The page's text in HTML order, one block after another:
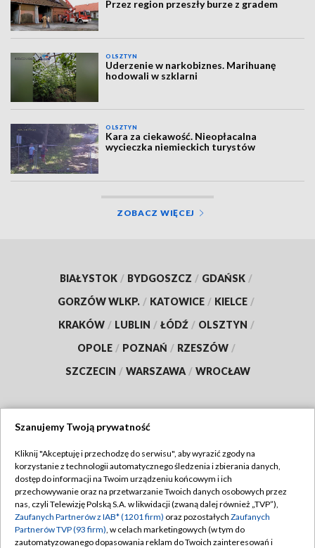
Przez region przeszły burze z gradem
OLSZTYN
Uderzenie w narkobiznes. Marihuanę
hodowali w szklarni
OLSZTYN
Kara za ciekawość. Nieopłacalna
wycieczka niemieckich turystów
ZOBACZ WIĘCEJ
BIAŁYSTOK / BYDGOSZCZ / GDAŃSK /
GORZÓW WLKP. / KATOWICE / KIELCE /
KRAKÓW / LUBLIN / ŁÓDŹ / OLSZTYN /
OPOLE / POZNAŃ / RZESZÓW /
SZCZECIN / WARSZAWA / WROCŁAW
TVP
Abonament TVP
Emisja w TVP
Centrum informacji TVP
Regulamin TVP
Polityka prywatności
Moje zgody
Szanujemy Twoją prywatność
Kliknij "Akceptuję i przechodzę do serwisu", aby wyrazić zgody na
korzystanie z technologii automatycznego śledzenia i zbierania danych,
dostęp do informacji na Twoim urządzeniu końcowym i ich
przechowywanie oraz na przetwarzanie Twoich danych osobowych przez
nas, czyli Telewizję Polską S.A. w likwidacji (zwaną dalej również „TVP”),
Zaufanych Partnerów z IAB* (1201 firm) oraz pozostałych Zaufanych
Partnerów TVP (93 firm), w celach marketingowych (w tym do
zautomatyzowanego dopasowania reklam do Twoich zainteresowań i